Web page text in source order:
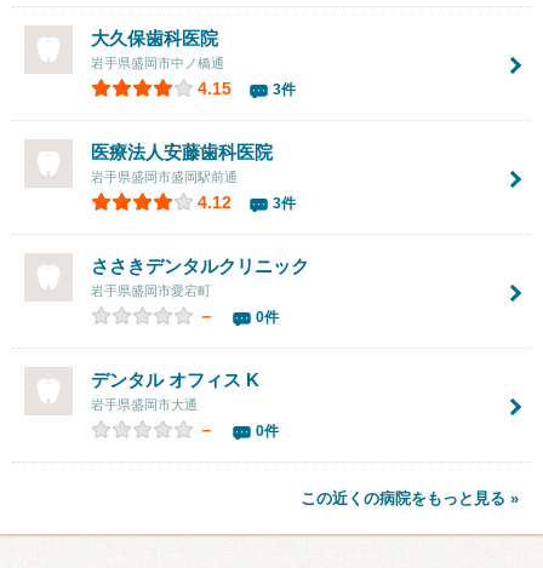
大久保歯科医院
岩手県盛岡市中ノ橋通
4.15 3件
医療法人安藤歯科医院
岩手県盛岡市盛岡駅前通
4.12 3件
ささきデンタルクリニック
岩手県盛岡市愛宕町
－ 0件
デンタル オフィス K
岩手県盛岡市大通
－ 0件
この近くの病院をもっと見る »